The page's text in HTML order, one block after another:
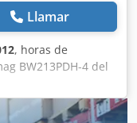
Llamar
, horas de
BW213PDH-4 del
----* Fabricante:
2012 * Horas de uso
13.100 KG * Aire